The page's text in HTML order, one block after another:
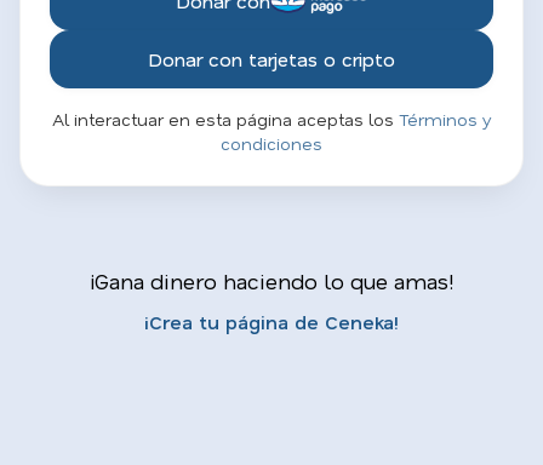
Donar con tarjetas o cripto
Al interactuar en esta página aceptas los Términos y
condiciones
¡Gana dinero haciendo lo que amas!
¡Crea tu página de Ceneka!